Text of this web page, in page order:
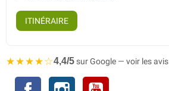
ITINÉRAIRE
★★★★☆4,4/5sur Google — voir les avis
Facebook Instagram